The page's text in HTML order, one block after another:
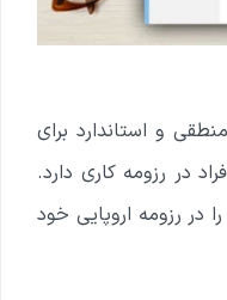
و استاندارد برای
در رزومه کاری دارد.
در رزومه اروپایی خود